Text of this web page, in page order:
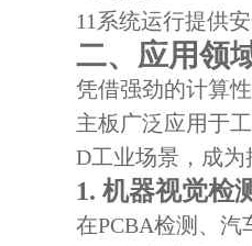
11系统运行提供
二、应用领
凭借强劲的计算
主板广泛应用于
D工业场景，成
1. 机器视觉检
在PCBA检测、